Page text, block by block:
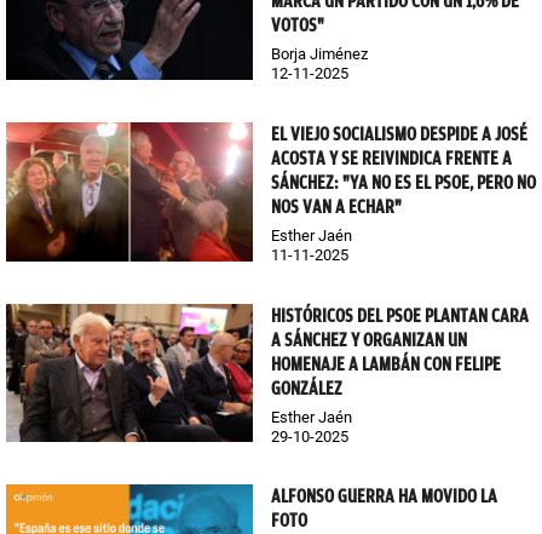
VOTOS"
Borja Jiménez
12-11-2025
EL VIEJO SOCIALISMO DESPIDE A JOSÉ
ACOSTA Y SE REIVINDICA FRENTE A
SÁNCHEZ: "YA NO ES EL PSOE, PERO NO
NOS VAN A ECHAR"
Esther Jaén
11-11-2025
HISTÓRICOS DEL PSOE PLANTAN CARA
A SÁNCHEZ Y ORGANIZAN UN
HOMENAJE A LAMBÁN CON FELIPE
GONZÁLEZ
Esther Jaén
29-10-2025
ALFONSO GUERRA HA MOVIDO LA
FOTO